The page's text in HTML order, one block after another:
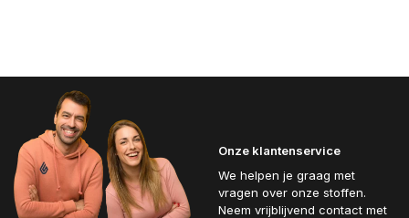
Onze klantenservice
We helpen je graag met
vragen over onze stoffen.
Neem vrijblijvend contact met